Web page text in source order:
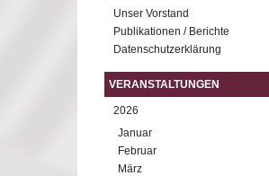
Unser Vorstand
Publikationen / Berichte
Datenschutzerklärung
VERANSTALTUNGEN
2026
Januar
Februar
März